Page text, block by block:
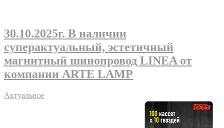
30.10.2025г. В наличии
суперактуальный, эстетичный
магнитный шинопровод LINEA от
компании ARTE LAMP
Актуальное